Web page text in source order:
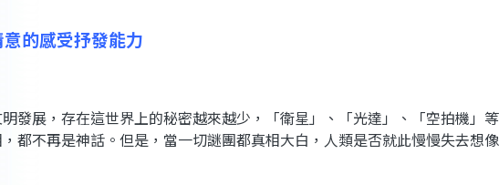
的感受抒發能力
展，存在這世界上的秘密越來越少，「衛星」、「光達」、「空拍機」
都不再是神話。但是，當一切謎團都真相大白，人類是否就此慢慢失去想